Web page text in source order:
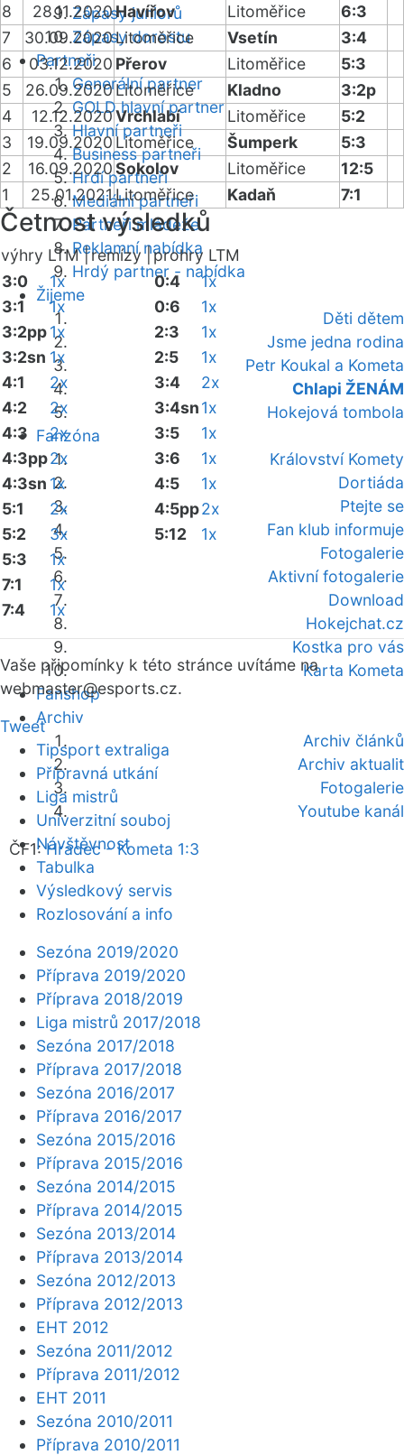
Zápasy juniorů
Zápasy dorostu
Partneři
Generální partner
GOLD hlavní partner
Hlavní partneři
Business partneři
Hrdí partneři
Mediální partneři
Partneři mládeže
Reklamní nabídka
Hrdý partner - nabídka
Žijeme
Děti dětem
Jsme jedna rodina
Petr Koukal a Kometa
Chlapi ŽENÁM
Hokejová tombola
Fanzóna
Království Komety
Dortiáda
Ptejte se
Fan klub informuje
Fotogalerie
Aktivní fotogalerie
Download
Hokejchat.cz
Kostka pro vás
Karta Kometa
Fanshop
Archiv
Archiv článků
Archiv aktualit
Fotogalerie
Youtube kanál
ČF1:Hradec - Kometa 1:3
8
28.11.2020Havířov Litoměřice
6:3
7
30.09.2020Litoměřice Vsetín
3:4
6
03.12.2020 Přerov Litoměřice
5:3
5
26.09.2020Litoměřice Kladno
3:2p
4
12.12.2020Vrchlabí Litoměřice
5:2
3
19.09.2020Litoměřice Šumperk
5:3
2
16.09.2020Sokolov Litoměřice
12:5
1
25.01.2021Litoměřice Kadaň 7:1
Četnost výsledků
výhry LTM |remízy |prohry LTM
3:0
1x
3:1
1x
3:2pp1x
3:2sn 1x
4:1
2x
4:2
2x
4:3
2x
4:3pp2x
4:3sn 1x
5:1
2x
5:2
3x
5:3
1x
7:1
1x
7:4
1x
0:4
1x
0:6
1x
2:3
1x
2:5
1x
3:4
2x
3:4sn1x
3:5
1x
3:6
1x
4:5
1x
4:5pp2x
5:12
1x
Vaše připomínky k této stránce uvítáme na
webmaster@esports.cz.
Tweet
Tipsport extraliga
Přípravná utkání
Liga mistrů
Univerzitní souboj
Návštěvnost
Tabulka
Výsledkový servis
Rozlosování a info
Sezóna 2019/2020
Příprava 2019/2020
Příprava 2018/2019
Liga mistrů 2017/2018
Sezóna 2017/2018
Příprava 2017/2018
Sezóna 2016/2017
Příprava 2016/2017
Sezóna 2015/2016
Příprava 2015/2016
Sezóna 2014/2015
Příprava 2014/2015
Sezóna 2013/2014
Příprava 2013/2014
Sezóna 2012/2013
Příprava 2012/2013
EHT 2012
Sezóna 2011/2012
Příprava 2011/2012
EHT 2011
Sezóna 2010/2011
Příprava 2010/2011